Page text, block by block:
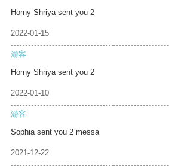
Horny Shriya sent you 2
2022-01-15
游客
Horny Shriya sent you 2
2022-01-10
游客
Sophia sent you 2 messa
2021-12-22